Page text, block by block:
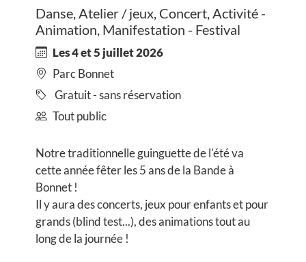
Danse, Atelier / jeux, Concert, Activité -
Animation, Manifestation - Festival
Les 4 et 5 juillet 2026
Parc Bonnet
Gratuit - sans réservation
Tout public
Notre traditionnelle guinguette de l'été va
cette année fêter les 5 ans de la Bande à
Bonnet !
Il y aura des concerts, jeux pour enfants et pour
grands (blind test...), des animations tout au
long de la journée !